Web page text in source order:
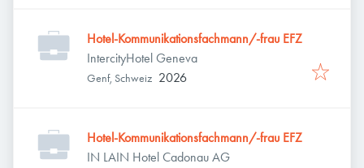
Hotel-Kommunikationsfachmann/-frau EFZ
IntercityHotel Geneva
Genf, Schweiz 2026
Hotel-Kommunikationsfachmann/-frau EFZ
IN LAIN Hotel Cadonau AG